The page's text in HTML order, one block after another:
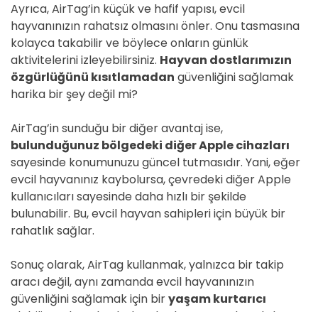
Ayrıca, AirTag’in küçük ve hafif yapısı, evcil
hayvanınızın rahatsız olmasını önler. Onu tasmasına
kolayca takabilir ve böylece onların günlük
aktivitelerini izleyebilirsiniz. Hayvan dostlarımızın
özgürlüğünü kısıtlamadan güvenliğini sağlamak
harika bir şey değil mi?
AirTag’in sunduğu bir diğer avantaj ise,
bulunduğunuz bölgedeki diğer Apple cihazları
sayesinde konumunuzu güncel tutmasıdır. Yani, eğer
evcil hayvanınız kaybolursa, çevredeki diğer Apple
kullanıcıları sayesinde daha hızlı bir şekilde
bulunabilir. Bu, evcil hayvan sahipleri için büyük bir
rahatlık sağlar.
Sonuç olarak, AirTag kullanmak, yalnızca bir takip
aracı değil, aynı zamanda evcil hayvanınızın
güvenliğini sağlamak için biryaşam kurtarıcı